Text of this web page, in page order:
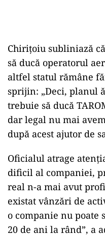
Chirițoiu subliniază
să ducă operatorul
altfel statul rămâne
sprijin: „Deci, planul
trebuie să ducă
dar legal nu mai
după acest ajutor de
Oficialul atrage
dificil al companiei,
real n-a mai avut
existat vânzări de
o companie nu poate
20 de ani la rând”, a